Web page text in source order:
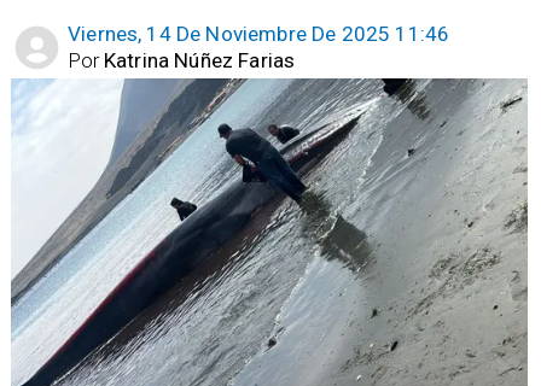
Viernes, 14 De Noviembre De 2025 11:46
Katrina Núñez Farias
Por